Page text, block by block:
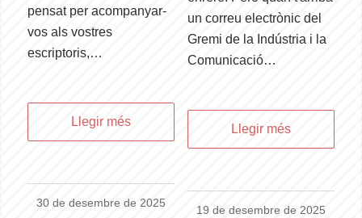
pensat per acompanyar-
vos als vostres
escriptoris,…
Llegir més
30 de desembre de 2025
un correu electrònic del
Gremi de la Indústria i la
Comunicació…
Llegir més
19 de desembre de 2025